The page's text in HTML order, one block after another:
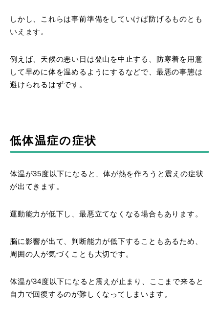
しかし、これらは事前準備をしていけば防げるものとも
いえます。
例えば、天候の悪い日は登山を中止する、防寒着を用意
して早めに体を温めるようにするなどで、最悪の事態は
避けられるはずです。
低体温症の症状
体温が35度以下になると、体が熱を作ろうと震えの症状
が出てきます。
運動能力が低下し、最悪立てなくなる場合もあります。
脳に影響が出て、判断能力が低下することもあるため、
周囲の人が気づくことも大切です。
体温が34度以下になると震えが止まり、ここまで来ると
自力で回復するのが難しくなってしまいます。